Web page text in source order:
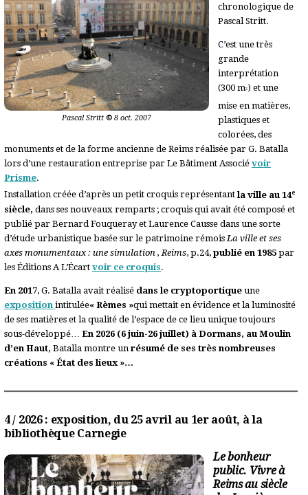
Pascal Stritt© 8 oct. 2007
chronologique de
Pascal Stritt.
C’est une très
grande
interprétation
(300 m2) et une
mise en matières,
plastiques et
colorées, des
monuments et de la forme ancienne de Reims réalisée par G. Batalla
lors d’une restauration entreprise par Le Bâtiment Associévoir
Prisme.
Installation créée d’après un petit croquis représentantla ville au 14e
siècle, dans ses nouveaux remparts ; croquis qui avait été composé et
publié par Bernard Fouqueray et Laurence Causse dans une sorte
d’étude urbanistique basée sur le patrimoine rémois La ville et ses
axes monumentaux : une simulation , Reims, p.24,publié en 1985 par
les Éditions A L’Écartvoir ce croquis.
En 2017, G. Batalla avait réalisé dans le cryptoportique une
expositionintitulée« Rèmes »qui mettait en évidence et la luminosité
de ses matières et la qualité de l’espace de ce lieu unique toujours
sous-développé…En 2026 (6 juin-26 juillet) à Dormans, au Moulin
d’en Haut,Batalla montre unrésumé de ses très nombreuses
créations « État des lieux »…
4 / 2026 : exposition, du 25 avril au 1er août, à la
bibliothèque Carnegie
Le bonheur
public. Vivre à
Reims au siècle